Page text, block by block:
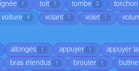
1 toit 1 tombe 2 torchon
voiture 4 volant 1 volet 1
allongés 1 appuyer 1 appuyer
bras étendus 1 brouter 1